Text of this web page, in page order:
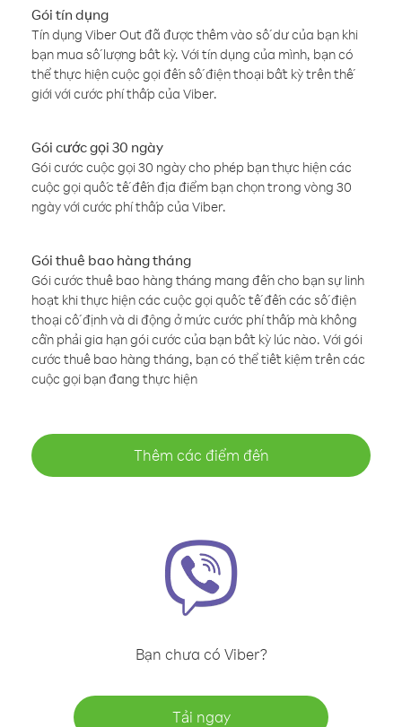
Gói tín dụng
Tín dụng Viber Out đã được thêm vào số dư của bạn khi
bạn mua số lượng bất kỳ. Với tín dụng của mình, bạn có
thể thực hiện cuộc gọi đến số điện thoại bất kỳ trên thế
giới với cước phí thấp của Viber.
Gói cước gọi 30 ngày
Gói cước cuộc gọi 30 ngày cho phép bạn thực hiện các
cuộc gọi quốc tế đến địa điểm bạn chọn trong vòng 30
ngày với cước phí thấp của Viber.
Gói thuê bao hàng tháng
Gói cước thuê bao hàng tháng mang đến cho bạn sự linh
hoạt khi thực hiện các cuộc gọi quốc tế đến các số điện
thoại cố định và di động ở mức cước phí thấp mà không
cần phải gia hạn gói cước của bạn bất kỳ lúc nào. Với gói
cước thuê bao hàng tháng, bạn có thể tiết kiệm trên các
cuộc gọi bạn đang thực hiện
Thêm các điểm đến
Bạn chưa có Viber?
Tải ngay